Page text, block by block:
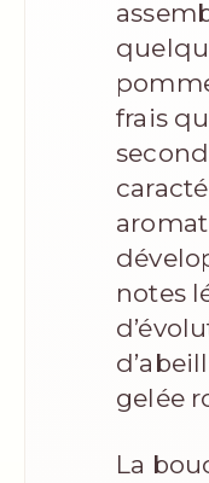
frais
notes
gelée
La